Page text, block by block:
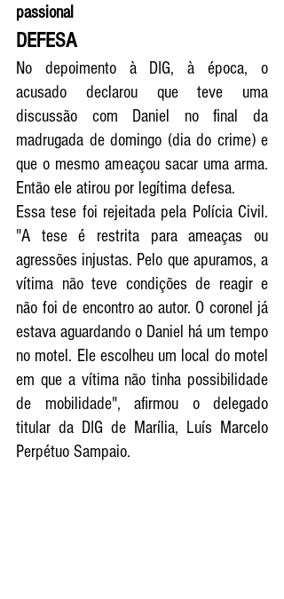
passional
DEFESA
No depoimento à DIG, à época, o
acusado declarou que teve uma
discussão com Daniel no final da
madrugada de domingo (dia do crime) e
que o mesmo ameaçou sacar uma arma.
Então ele atirou por legítima defesa.
Essa tese foi rejeitada pela Polícia Civil.
"A tese é restrita para ameaças ou
agressões injustas. Pelo que apuramos, a
vítima não teve condições de reagir e
não foi de encontro ao autor. O coronel já
estava aguardando o Daniel há um tempo
no motel. Ele escolheu um local do motel
em que a vítima não tinha possibilidade
de mobilidade", afirmou o delegado
titular da DIG de Marília, Luís Marcelo
Perpétuo Sampaio.